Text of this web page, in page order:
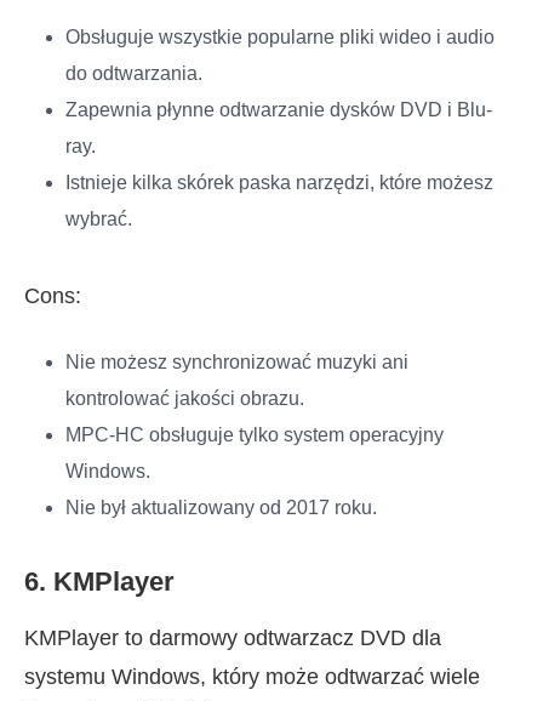
Obsługuje wszystkie popularne pliki wideo i audio
do odtwarzania.
Zapewnia płynne odtwarzanie dysków DVD i Blu-
ray.
Istnieje kilka skórek paska narzędzi, które możesz
wybrać.
Cons:
Nie możesz synchronizować muzyki ani
kontrolować jakości obrazu.
MPC-HC obsługuje tylko system operacyjny
Windows.
Nie był aktualizowany od 2017 roku.
6. KMPlayer
KMPlayer to darmowy odtwarzacz DVD dla
systemu Windows, który może odtwarzać wiele